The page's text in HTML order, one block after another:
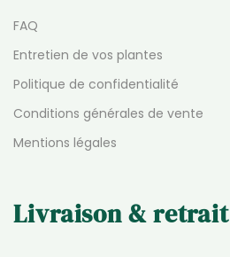
FAQ
Entretien de vos plantes
Politique de confidentialité
Conditions générales de vente
Mentions légales
Livraison & retrait